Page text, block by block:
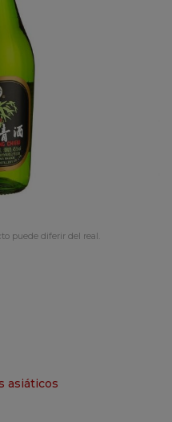
puede diferir del real.
asiáticos